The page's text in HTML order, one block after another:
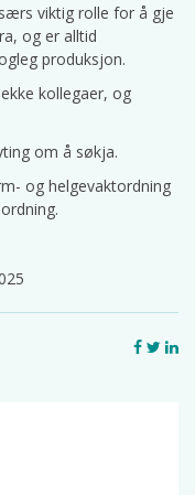
viktig rolle for å gje
og er alltid
produksjon.
kollegaer, og
om å søkja.
og helgevaktordning